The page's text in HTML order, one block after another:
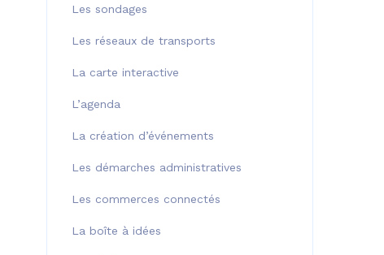
Les sondages
Les réseaux de transports
La carte interactive
L’agenda
La création d’événements
Les démarches administratives
Les commerces connectés
La boîte à idées